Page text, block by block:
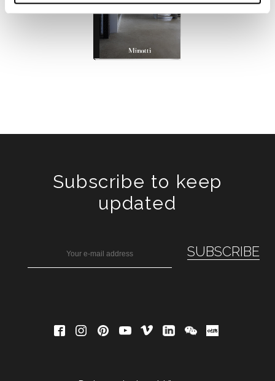
Subscribe to keep
updated